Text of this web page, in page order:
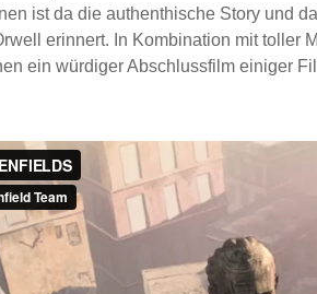
ist da die authenthische Story und
erinnert. In Kombination mit toller
ein würdiger Abschlussfilm einiger